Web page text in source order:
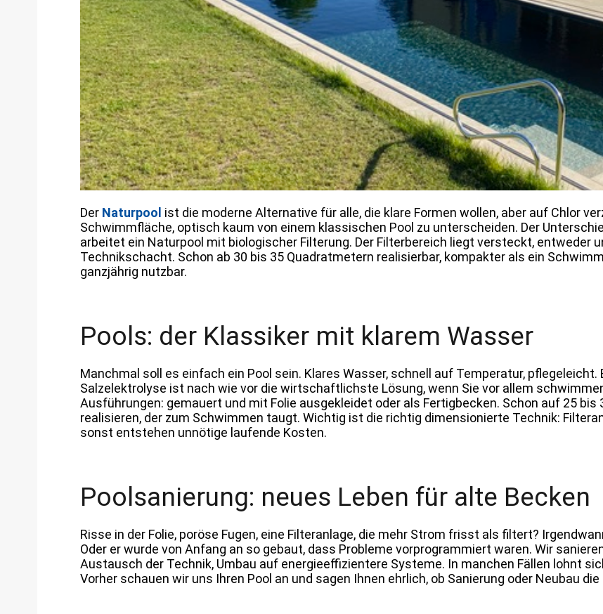
Der Naturpool ist die moderne Alternative für alle, die klare Formen wollen, aber auf Chlor
Schwimmfläche, optisch kaum von einem klassischen Pool zu unterscheiden. Der
arbeitet ein Naturpool mit biologischer Filterung. Der Filterbereich liegt versteckt, entweder
Technikschacht. Schon ab 30 bis 35 Quadratmetern realisierbar, kompakter als ein
ganzjährig nutzbar.
Pools: der Klassiker mit klarem Wasser
Manchmal soll es einfach ein Pool sein. Klares Wasser, schnell auf Temperatur,
Salzelektrolyse ist nach wie vor die wirtschaftlichste Lösung, wenn Sie vor allem
Ausführungen: gemauert und mit Folie ausgekleidet oder als Fertigbecken. Schon auf 25 bis
realisieren, der zum Schwimmen taugt. Wichtig ist die richtig dimensionierte Technik:
sonst entstehen unnötige laufende Kosten.
Poolsanierung: neues Leben für alte Becken
Risse in der Folie, poröse Fugen, eine Filteranlage, die mehr Strom frisst als filtert?
Oder er wurde von Anfang an so gebaut, dass Probleme vorprogrammiert waren. Wir
Austausch der Technik, Umbau auf energieeffizientere Systeme. In manchen Fällen lohnt
Vorher schauen wir uns Ihren Pool an und sagen Ihnen ehrlich, ob Sanierung oder Neubau